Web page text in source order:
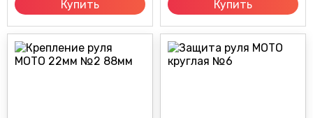
Купить Купить